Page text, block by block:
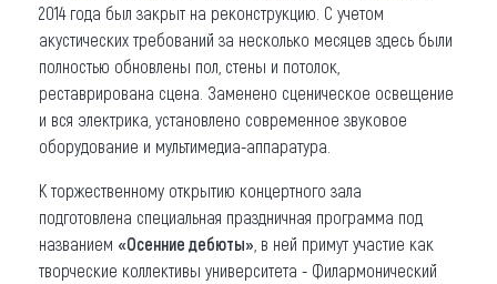
2014 года был закрыт на реконструкцию. С учетом
акустических требований за несколько месяцев здесь были
полностью обновлены пол, стены и потолок,
реставрирована сцена. Заменено сценическое освещение
и вся электрика, установлено современное звуковое
оборудование и мультимедиа-аппаратура.
К торжественному открытию концертного зала
подготовлена специальная праздничная программа под
названием «Осенние дебюты» , в ней примут участие как
творческие коллективы университета - Филармонический